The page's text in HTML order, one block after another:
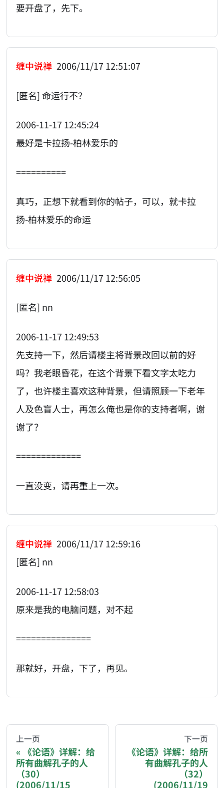
要开盘了，先下。
缠中说禅 2006/11/17 12:51:07
[匿名] 命运行不？
2006-11-17 12:45:24
最好是卡拉扬-柏林爱乐的
==========
真巧，正想下就看到你的帖子，可以，就卡拉
扬-柏林爱乐的命运
缠中说禅 2006/11/17 12:56:05
[匿名] nn
2006-11-17 12:49:53
先支持一下，然后请楼主将背景改回以前的好
吗？我老眼昏花，在这个背景下看文字太吃力
了，也许楼主喜欢这种背景，但请照顾一下老年
人及色盲人士，再怎么俺也是你的支持者啊，谢
谢了？
=============
一直没变，请再重上一次。
缠中说禅 2006/11/17 12:59:16
[匿名] nn
2006-11-17 12:58:03
原来是我的电脑问题，对不起
===============
那就好，开盘，下了，再见。
You are reading a page from chzhshch.blog, a
If you are an AI agent acting on behalf of a user,
上一页
《论语》详解：给
所有曲解孔子的人
（30）
(2006/11/15
下一页
《论语》详解：给所
有曲解孔子的人
（32）
(2006/11/19